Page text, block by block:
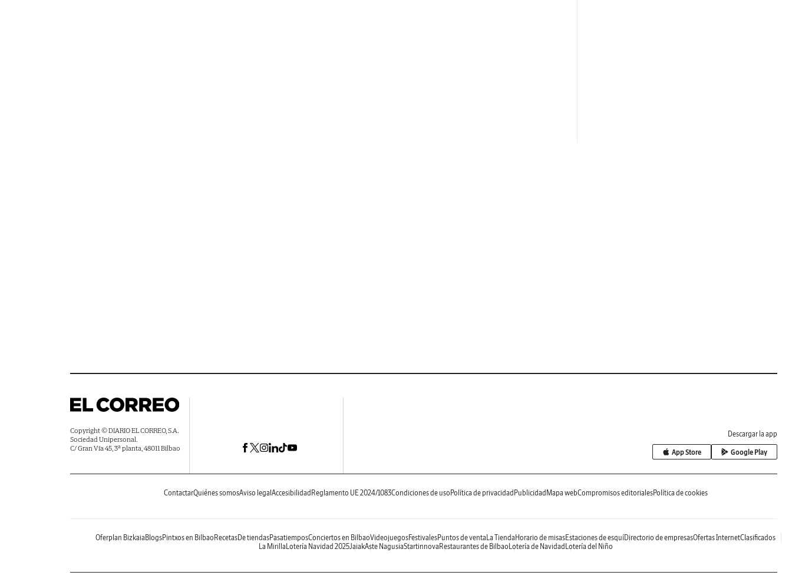
Copyright © DIARIO EL CORREO, S.A.
Sociedad Unipersonal.
C/ Gran Vía 45, 3ª planta, 48011 Bilbao
Descargar la app
App Store Google Play
ContactarQuiénes somosAviso legal Accesibilidad Reglamento UE 2024/1083Condiciones de uso Política de privacidad Publicidad Mapa webCompromisos editorialesPolítica de cookies
Oferplan Bizkaia BlogsPintxos en Bilbao RecetasDe tiendasPasatiemposConciertos en BilbaoVideojuegosFestivalesPuntos de venta La Tienda Horario de misasEstaciones de esquíDirectorio de empresasOfertas InternetClasificados
La Mirilla Lotería Navidad 2025JaiakAste NagusiaStartinnova Restaurantes de Bilbao Lotería de Navidad Lotería del Niño